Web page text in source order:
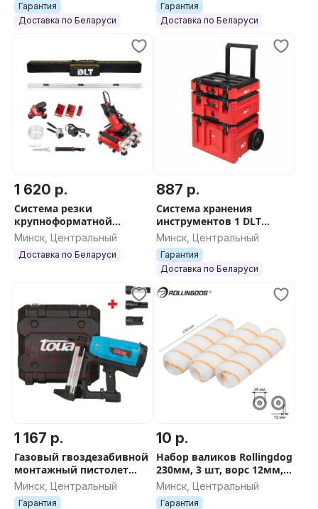
Гарантия
Доставка по Беларуси
Гарантия
Доставка по Беларуси
1 620 р.
Система резки
крупноформатной
плитки DLT Slim Cutter
MAX-Plus 1.5м, арт.3587
(3609+1325)
Минск, Центральный
Доставка по Беларуси
887 р.
Система хранения
инструментов 1 DLT
серия RED PRO, арт.4050
Минск, Центральный
Гарантия
Доставка по Беларуси
1 167 р.
Газовый гвоздезабивной
монтажный пистолет
Toua GSN50С, арт.1392
Минск, Центральный
Гарантия
10 р.
Набор валиков Rollingdog
230мм, 3 шт, ворс 12мм,
для каркаса 38мм,
полиэстер, арт.00394
Минск, Центральный
Гарантия